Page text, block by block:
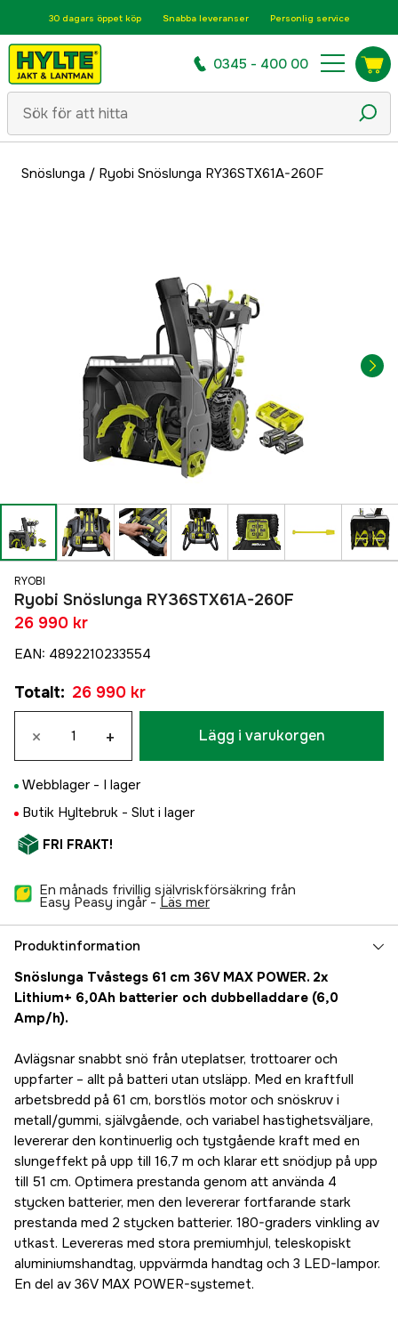
30 dagars öppet köp Snabba leveranser Personlig service
0345 - 400 00
Snöslunga / Ryobi Snöslunga RY36STX61A-260F
RYOBI
Ryobi Snöslunga RY36STX61A-260F
26 990 kr
EAN: 4892210233554
Totalt: 26 990 kr
× + Lägg i varukorgen
Webblager - I lager
Butik Hyltebruk - Slut i lager
FRI FRAKT!
En månads frivillig självriskförsäkring från
Easy Peasy ingår - läs mer
Produktinformation
Snöslunga Tvåstegs 61 cm 36V MAX POWER. 2x
Lithium+ 6,0Ah batterier och dubbelladdare (6,0
Amp/h).
Avlägsnar snabbt snö från uteplatser, trottoarer och
uppfarter – allt på batteri utan utsläpp. Med en kraftfull
arbetsbredd på 61 cm, borstlös motor och snöskruv i
metall/gummi, självgående, och variabel hastighetsväljare,
levererar den kontinuerlig och tystgående kraft med en
slungeffekt på upp till 16,7 m och klarar ett snödjup på upp
till 51 cm. Optimera prestanda genom att använda 4
stycken batterier, men den levererar fortfarande stark
prestanda med 2 stycken batterier. 180-graders vinkling av
utkast. Levereras med stora premiumhjul, teleskopiskt
aluminiumshandtag, uppvärmda handtag och 3 LED-lampor.
En del av 36V MAX POWER-systemet.